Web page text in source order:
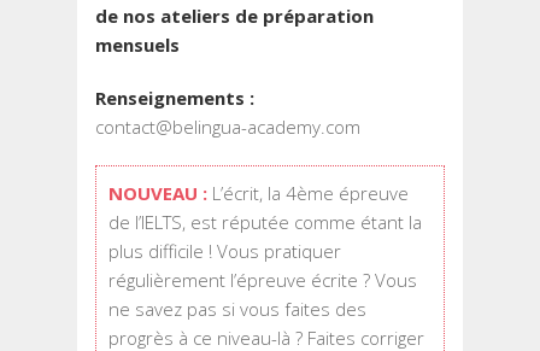
de nos ateliers de préparation
mensuels
Renseignements :
contact@belingua-academy.com
NOUVEAU : L’écrit, la 4ème épreuve
de l’IELTS, est réputée comme étant la
plus difficile ! Vous pratiquer
régulièrement l’épreuve écrite ? Vous
ne savez pas si vous faites des
progrès à ce niveau-là ? Faites corriger